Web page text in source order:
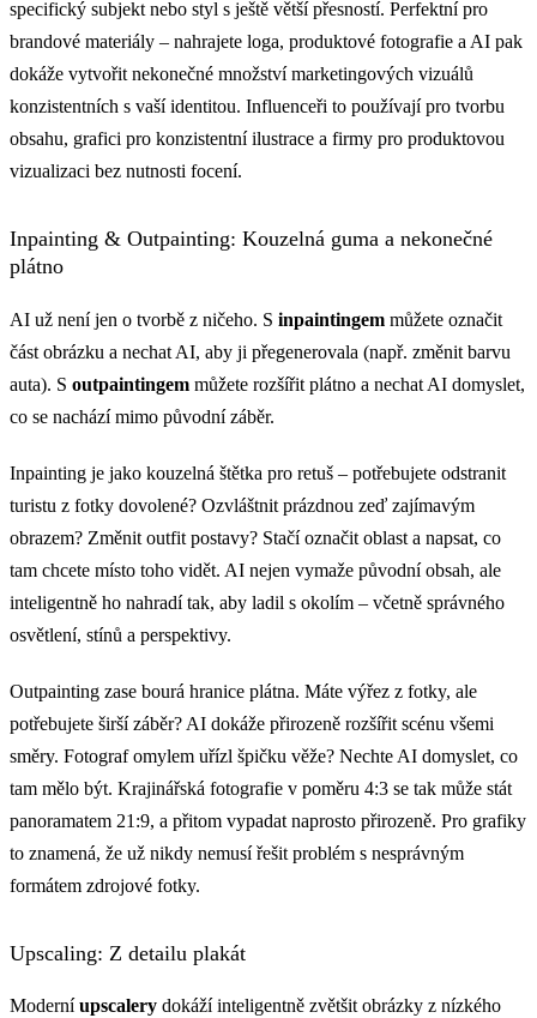
specifický subjekt nebo styl s ještě větší přesností. Perfektní pro
brandové materiály – nahrajete loga, produktové fotografie a AI pak
dokáže vytvořit nekonečné množství marketingových vizuálů
konzistentních s vaší identitou. Influenceři to používají pro tvorbu
obsahu, grafici pro konzistentní ilustrace a firmy pro produktovou
vizualizaci bez nutnosti focení.
Inpainting & Outpainting: Kouzelná guma a nekonečné
plátno
AI už není jen o tvorbě z ničeho. S inpaintingem můžete označit
část obrázku a nechat AI, aby ji přegenerovala (např. změnit barvu
auta). S outpaintingem můžete rozšířit plátno a nechat AI domyslet,
co se nachází mimo původní záběr.
Inpainting je jako kouzelná štětka pro retuš – potřebujete odstranit
turistu z fotky dovolené? Ozvláštnit prázdnou zeď zajímavým
obrazem? Změnit outfit postavy? Stačí označit oblast a napsat, co
tam chcete místo toho vidět. AI nejen vymaže původní obsah, ale
inteligentně ho nahradí tak, aby ladil s okolím – včetně správného
osvětlení, stínů a perspektivy.
Outpainting zase bourá hranice plátna. Máte výřez z fotky, ale
potřebujete širší záběr? AI dokáže přirozeně rozšířit scénu všemi
směry. Fotograf omylem uřízl špičku věže? Nechte AI domyslet, co
tam mělo být. Krajinářská fotografie v poměru 4:3 se tak může stát
panoramatem 21:9, a přitom vypadat naprosto přirozeně. Pro grafiky
to znamená, že už nikdy nemusí řešit problém s nesprávným
formátem zdrojové fotky.
Upscaling: Z detailu plakát
Moderníupscalery dokáží inteligentně zvětšit obrázky z nízkého